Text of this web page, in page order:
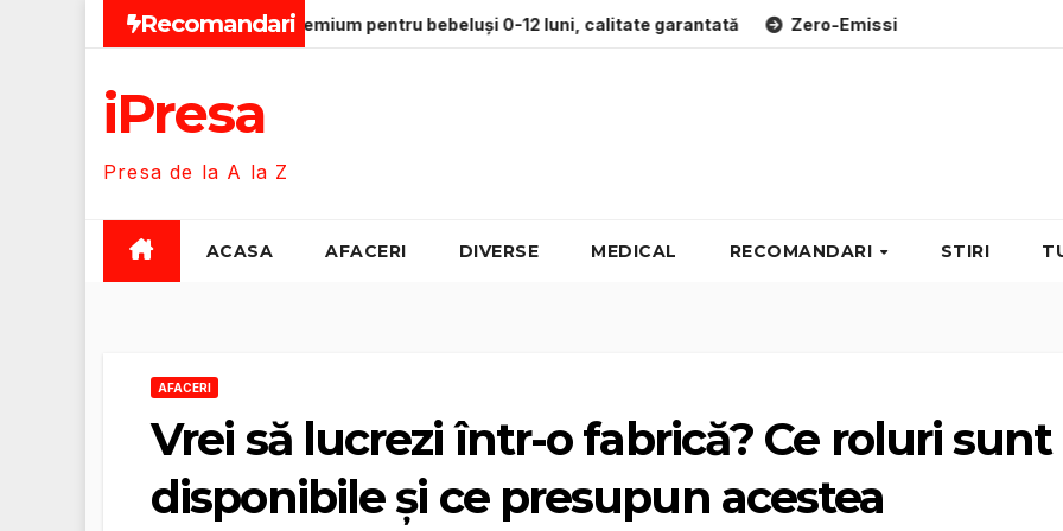
Recomandari
Hăinuțe premium pentru bebeluși 0-12 luni, calitate garantată Zero-Emission Energy Summit: Evenimente
iPresa
Presa de la A la Z
ACASA AFACERI DIVERSE MEDICAL RECOMANDARI STIRI
AFACERI
Vrei să lucrezi într-o fabrică? Ce roluri sunt
disponibile și ce presupun acestea